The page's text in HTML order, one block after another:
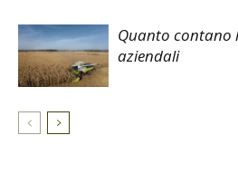
Quanto contano
aziendali